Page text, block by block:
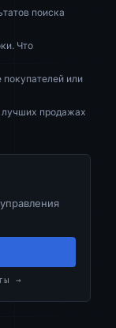
поиска
Что
или
лучших продажах
→